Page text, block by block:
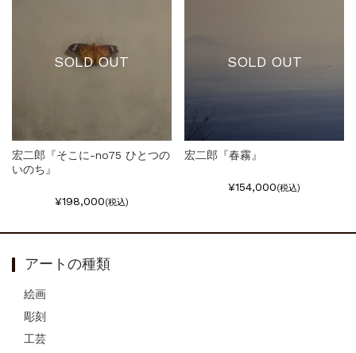
SOLD OUT
宏二郎『そこに-no75 ひとつの
いのち』
¥198,000(税込)
SOLD OUT
宏二郎『春霧』
¥154,000(税込)
アートの種類
絵画
彫刻
工芸